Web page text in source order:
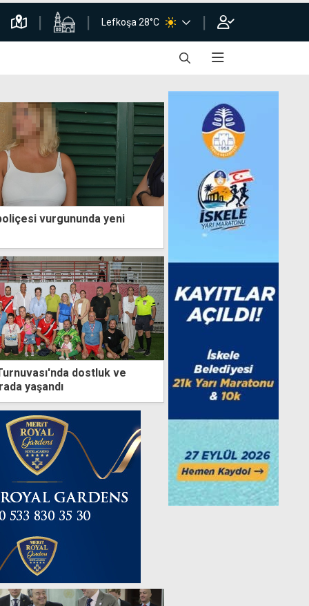
Lefkoşa 28°C
vurgununda yeni
dostluk ve
yaşandı